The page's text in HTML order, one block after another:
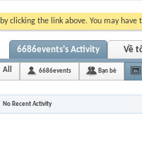
by clicking the link above. You may have
6686events's Activity Về
All 6686events Bạn bè
No Recent Activity